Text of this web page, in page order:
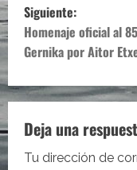
e
g
a
c
Siguiente:
Homenaje oficial al
Gernika por Aitor
Deja una
Tu dirección de